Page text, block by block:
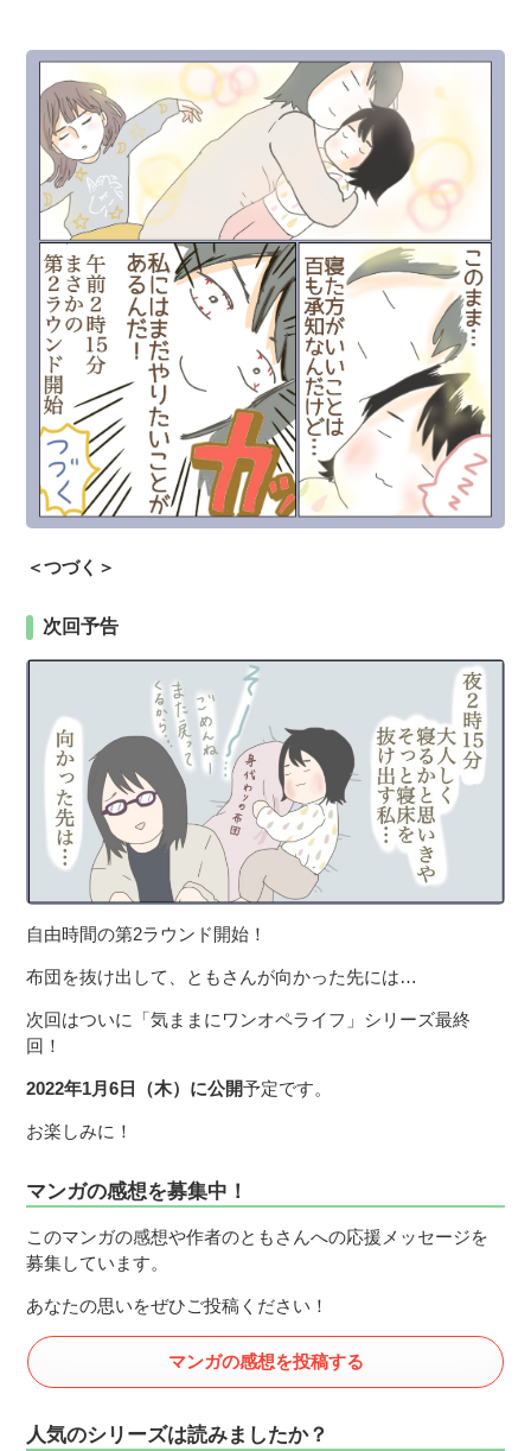
＜つづく＞
次回予告
自由時間の第2ラウンド開始！
布団を抜け出して、ともさんが向かった先には…
次回はついに「気ままにワンオペライフ」シリーズ最終
回！
2022年1月6日（木）に公開予定です。
お楽しみに！
マンガの感想を募集中！
このマンガの感想や作者のともさんへの応援メッセージを
募集しています。
あなたの思いをぜひご投稿ください！
マンガの感想を投稿する
人気のシリーズは読みましたか？